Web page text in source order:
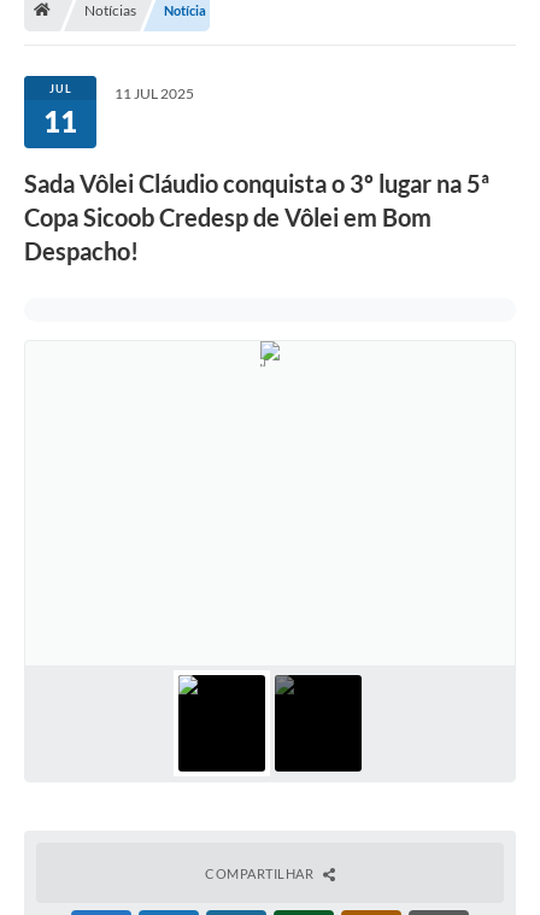
Notícias Notícia
JUL
11
11 JUL 2025
Sada Vôlei Cláudio conquista o 3º lugar na 5ª
Copa Sicoob Credesp de Vôlei em Bom
Despacho!
COMPARTILHAR